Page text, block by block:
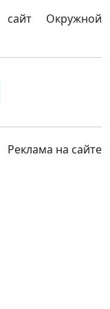
Окружной
Реклама на сайте